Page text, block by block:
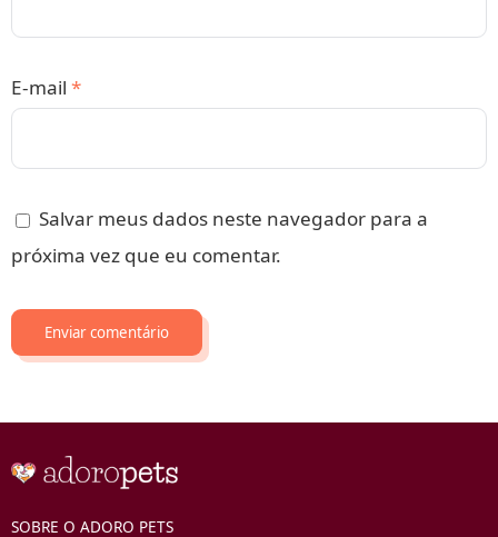
E-mail *
Salvar meus dados neste navegador para a
próxima vez que eu comentar.
SOBRE O ADORO PETS